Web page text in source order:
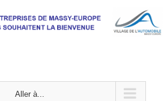
Aller à...